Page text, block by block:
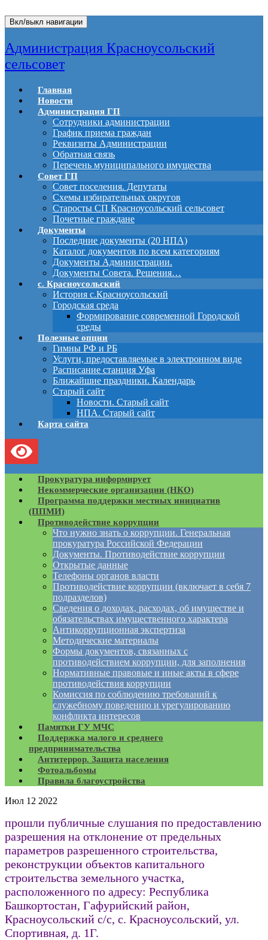
Вкл/выкл навигации
Администрация Красноусольский
сельсовет
Главная
Новости
Администрация ГП
Сотрудники администрации
График приема граждан
Реквизиты Администрации
Обратная связь
Перечень муниципального имущества
Совет ГП
Совет поселения. Депутаты
Схемы избирательных округов
Старосты СП Красноусольский сельсовет
Почетные граждане
Документы
Последние документы (20 НПА)
Каталог документов по всем категориям
Документы Администрации.
Документы Совета. Решения…
с. Красноусольский
История с.Красноусольский
Городская среда
Формирование современной Городской
среды
Полезные опции
Гимны РФ и РБ
Услуги, предоставляемые в электронном виде
Расписание станция Уфа
Ближайшие праздники. Календарь
Старый сайт
Новости. Старый сайт
НПА. Старый сайт
Карта сайта
Прокуратура информирует
Некоммерческие организации (НКО)
Программа поддержки местных инициатив
(ППМИ)
Противодействие коррупции
Что нужно знать о коррупции. Генеральная
прокуратура Российской Федерации
Документы. Противодействие коррупции
Открытые данные
Телефоны органов власти
Противодействие коррупции (включает в себя 7
подразделов)
Сведения о доходах, расходах, об имуществе и
обязательствах имущественного характера
Антикоррупционная экспертиза
Методические материалы
Формы документов, связанных с
противодействием коррупции, для заполнения
Нормативные правовые и иные акты в сфере
противодействия коррупции
Комиссия по соблюдению требований к
служебному поведению и урегулированию
конфликта интересов
Памятки ГУ МЧС
Поддержка малого и среднего
предпринимательства
Антитеррор. Защита населения
Фотоальбомы
Правила благоустройства
Июл 12 2022
прошли публичные слушания по предоставлению
разрешения на отклонение от предельных
параметров разрешенного строительства,
реконструкции объектов капитального
строительства земельного участка,
расположенного по адресу: Республика
Башкортостан, Гафурийский район,
Красноусольский с/с, с. Красноусольский, ул.
Спортивная, д. 1Г.